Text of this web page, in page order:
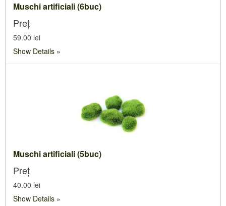
Muschi artificiali (6buc)
Preț
59.00 lei
Show Details
Muschi artificiali (5buc)
Preț
40.00 lei
Show Details